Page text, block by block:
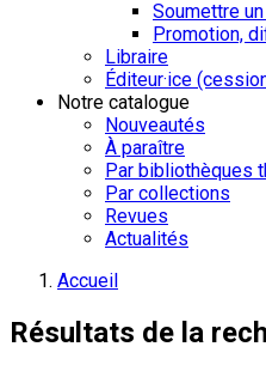
Soumettre
Promotion,
Libraire
Éditeur·ice
Notre catalogue
Nouveautés
À paraître
Par bibliothèques
Par collections
Revues
Actualités
Accueil
Résultats de la